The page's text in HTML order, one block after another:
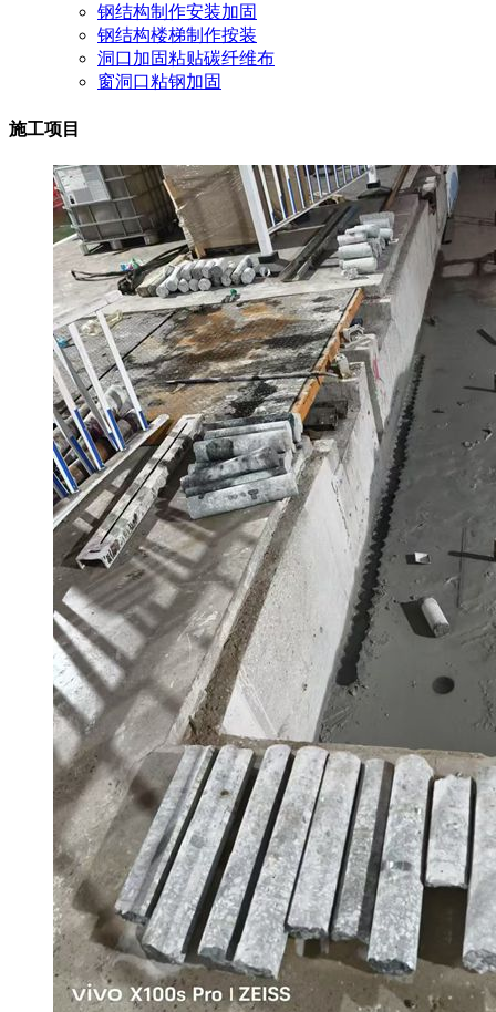
钢结构制作安装加固
钢结构楼梯制作按装
洞口加固粘贴碳纤维布
窗洞口粘钢加固
施工项目